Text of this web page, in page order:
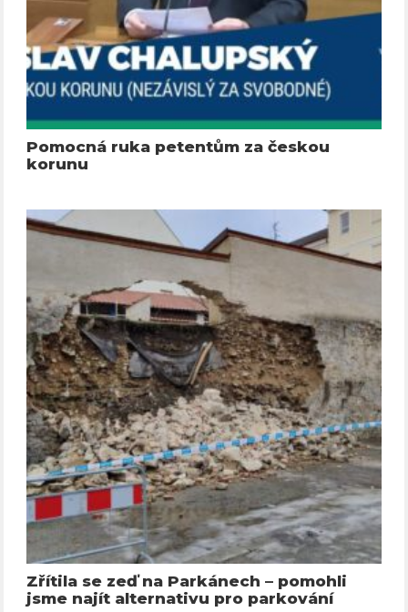
Pomocná ruka petentům za českou
korunu
Zřítila se zeď na Parkánech – pomohli
jsme najít alternativu pro parkování